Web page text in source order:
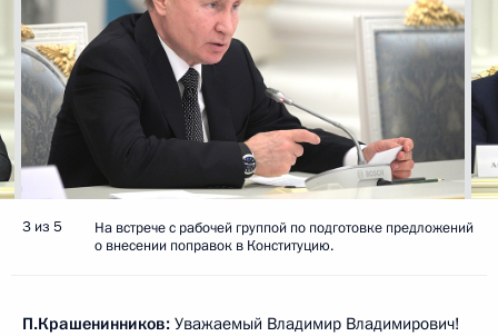
3 из 5
На встрече с рабочей группой по подготовке предложений
о внесении поправок в Конституцию.
П.Крашенинников: Уважаемый Владимир Владимирович!